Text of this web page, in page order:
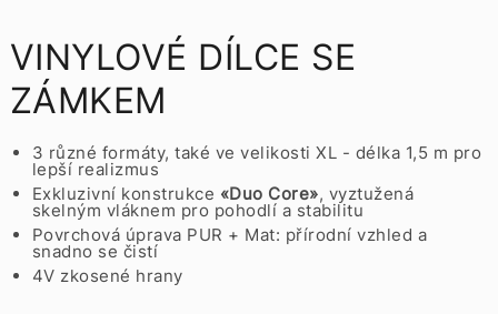
VINYLOVÉ DÍLCE SE
ZÁMKEM
3 různé formáty, také ve velikosti XL - délka 1,5 m pro
lepší realizmus
Exkluzivní konstrukce «Duo Core», vyztužená
skelným vláknem pro pohodlí a stabilitu
Povrchová úprava PUR + Mat: přírodní vzhled a
snadno se čistí
4V zkosené hrany